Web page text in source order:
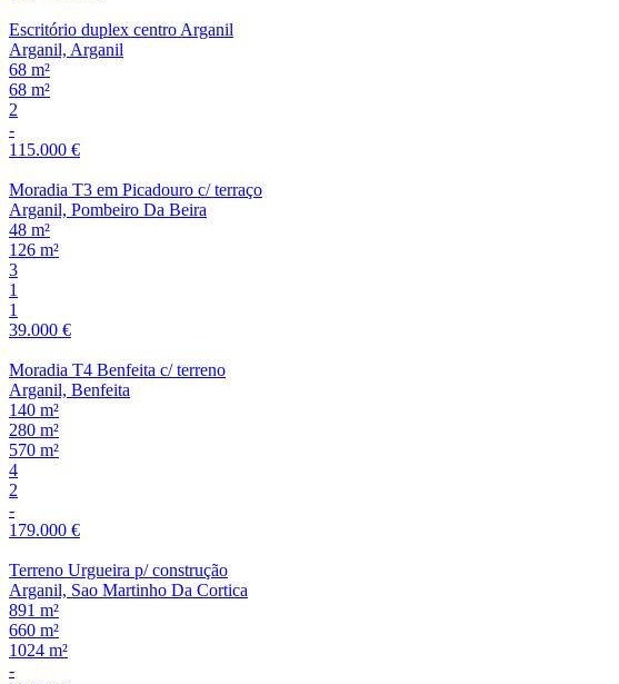
Escritório duplex centro Arganil
Arganil, Arganil
68 m²
68 m²
2
-
115.000 €
Moradia T3 em Picadouro c/ terraço
Arganil, Pombeiro Da Beira
48 m²
126 m²
3
1
1
39.000 €
Moradia T4 Benfeita c/ terreno
Arganil, Benfeita
140 m²
280 m²
570 m²
4
2
-
179.000 €
Terreno Urgueira p/ construção
Arganil, Sao Martinho Da Cortica
891 m²
660 m²
1024 m²
-